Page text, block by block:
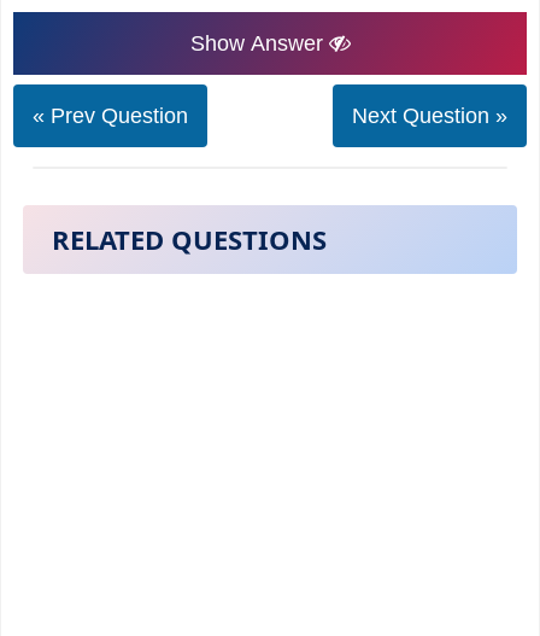
Show Answer
« Prev Question Next Question »
RELATED QUESTIONS